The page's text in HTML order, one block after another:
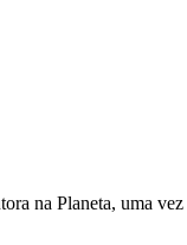
na Planeta, uma